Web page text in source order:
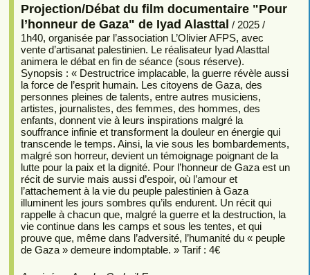
Projection/Débat du film documentaire "Pour
l’honneur de Gaza" de Iyad Alasttal / 2025 /
1h40, organisée par l’association L’Olivier AFPS, avec
vente d’artisanat palestinien. Le réalisateur Iyad Alasttal
animera le débat en fin de séance (sous réserve).
Synopsis : « Destructrice implacable, la guerre révèle aussi
la force de l’esprit humain. Les citoyens de Gaza, des
personnes pleines de talents, entre autres musiciens,
artistes, journalistes, des femmes, des hommes, des
enfants, donnent vie à leurs inspirations malgré la
souffrance infinie et transforment la douleur en énergie qui
transcende le temps. Ainsi, la vie sous les bombardements,
malgré son horreur, devient un témoignage poignant de la
lutte pour la paix et la dignité. Pour l’honneur de Gaza est un
récit de survie mais aussi d’espoir, où l’amour et
l’attachement à la vie du peuple palestinien à Gaza
illuminent les jours sombres qu’ils endurent. Un récit qui
rappelle à chacun que, malgré la guerre et la destruction, la
vie continue dans les camps et sous les tentes, et qui
prouve que, même dans l’adversité, l’humanité du « peuple
de Gaza » demeure indomptable. » Tarif : 4€